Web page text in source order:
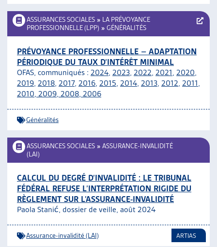
ASSURANCES SOCIALES » LA PRÉVOYANCE
PROFESSIONNELLE (LPP) » GÉNÉRALITÉS
PRÉVOYANCE PROFESSIONNELLE – ADAPTATION
PÉRIODIQUE DU TAUX D’INTÉRÊT MINIMAL
OFAS, communiqués : 2024, 2023, 2022, 2021, 2020,
2019, 2018, 2017, 2016, 2015, 2014, 2013, 2012, 2011,
2010, 2009, 2008, 2006
Généralités
ASSURANCES SOCIALES » ASSURANCE-INVALIDITÉ
(LAI)
CALCUL DU DEGRÉ D’INVALIDITÉ : LE TRIBUNAL
FÉDÉRAL REFUSE L’INTERPRÉTATION RIGIDE DU
RÈGLEMENT SUR L’ASSURANCE-INVALIDITÉ
Paola Stanić, dossier de veille, août 2024
Assurance-invalidité (LAI) ARTIAS